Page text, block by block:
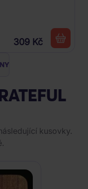
309 Kč
kusovky.